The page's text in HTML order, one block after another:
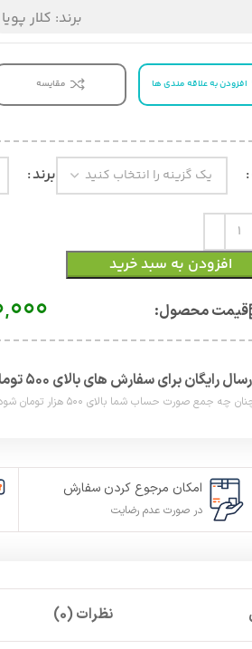
برند: کلار پویا
افزودن به علاقه مندی ها مقایسه
برند
افزودن به سبد خرید
قیمت محصول:​
رایگان برای سفارش های بالای ۵۰۰ تومان
چه جمع صورت حساب شما بالای ۵۰۰ هزار تومان شود هزینه پست برای شما به صورت رایگان محاصبه خواهد شد.
امکان مرجوع کردن سفارش
در صورت عدم رضایت
نظرات (0)